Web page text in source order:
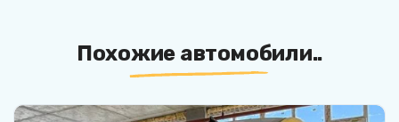
Похожие автомобили..